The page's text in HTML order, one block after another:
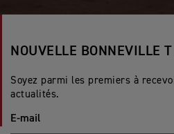
NOUVELLE BONNEVILLE
Soyez parmi les premiers à
actualités.
E-mail